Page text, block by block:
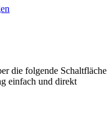
die folgende Schaltfläche
einfach und direkt